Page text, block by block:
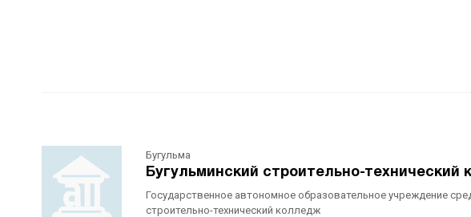
Бугульма
Бугульминский строительно-технический
Государственное автономное образовательное учреждение
строительно-технический колледж